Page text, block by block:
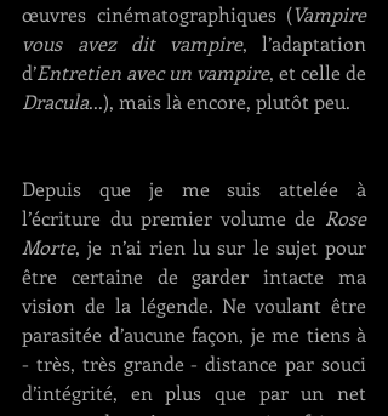
œuvres cinématographiques (Vampire
vous avez dit vampire, l’adaptation
d’Entretien avec un vampire
Dracula...), mais là encore, plutôt peu.
Depuis que je me suis attelée à
l’écriture du premier volume de Rose
Morte, je n’ai rien lu sur le sujet pour
être certaine de garder intacte ma
vision de la légende. Ne voulant être
parasitée d’aucune façon, je me tiens à
- très, très grande - distance par souci
d’intégrité, en plus que par un net